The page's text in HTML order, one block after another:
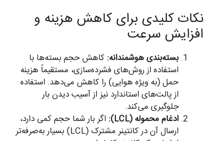
نکات کلیدی برای کاهش هزینه و
افزایش سرعت
بسته‌بندی هوشمندانه: کاهش حجم بسته‌ها با
استفاده از روش‌های فشرده‌سازی، مستقیماً هزینه
حمل (به ویژه هوایی) را کاهش می‌دهد. استفاده
از پالت‌های استاندارد نیز از آسیب دیدن بار
جلوگیری می‌کند.
ادغام محموله (LCL):
اگر بار شما حجم کمی دارد،
ارسال آن در کانتینر مشترک (LCL) بسیار به‌صرفه‌تر